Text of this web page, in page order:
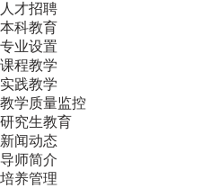
人才招聘
本科教育
专业设置
课程教学
实践教学
教学质量监控
研究生教育
新闻动态
导师简介
培养管理